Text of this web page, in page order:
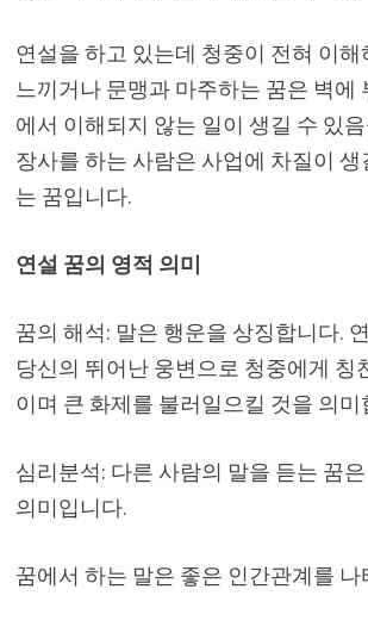
연설을 하고 있는데 청중이 전혀 이해
느끼거나 문맹과 마주하는 꿈은 벽에
에서 이해되지 않는 일이 생길 수 있
장사를 하는 사람은 사업에 차질이
는 꿈입니다.
연설 꿈의 영적 의미
꿈의 해석: 말은 행운을 상징합니다.
당신의 뛰어난 웅변으로 청중에게 칭
이며 큰 화제를 불러일으킬 것을 의미
심리분석: 다른 사람의 말을 듣는 꿈
의미입니다.
꿈에서 하는 말은 좋은 인간관계를 나